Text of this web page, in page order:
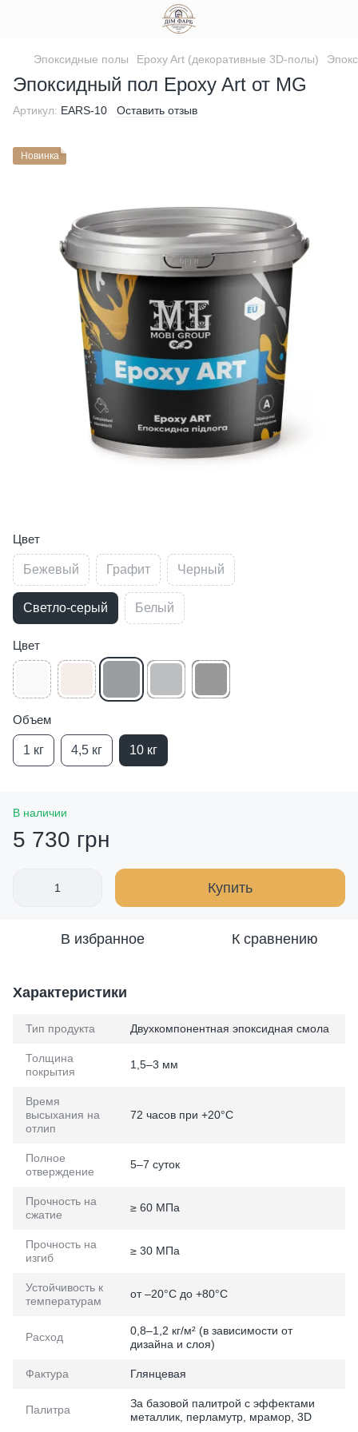
Эпоксидные полы Epoxy Art (декоративные 3D-полы)
Эпоксидный пол Epoxy Art от MG
Артикул: EARS-10 Оставить отзыв
Новинка
Цвет
Бежевый Графит Черный
Светло-серый Белый
Цвет
Объем
1 кг 4,5 кг 10 кг
В наличии
5 730 грн
Купить
В избранное К сравнению
Характеристики
Тип продукта Двухкомпонентная эпоксидная смола
Толщина
покрытия
1,5–3 мм
Время
высыхания на
отлип
72 часов при +20°C
Полное
отверждение
5–7 суток
Прочность на
сжатие
≥ 60 МПа
Прочность на
изгиб
≥ 30 МПа
Устойчивость к
температурам
от –20°C до +80°C
Расход
0,8–1,2 кг/м² (в зависимости от
дизайна и слоя)
Фактура Глянцевая
Палитра
За базовой палитрой с эффектами
металлик, перламутр, мрамор, 3D